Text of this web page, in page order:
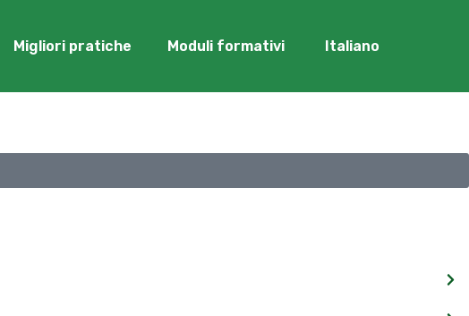
Migliori pratiche Moduli formativi Italiano